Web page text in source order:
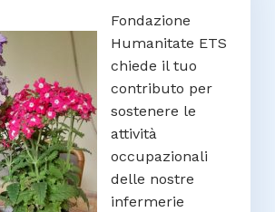
Fondazione
Humanitate ETS
chiede il tuo
contributo per
sostenere le
attività
occupazionali
delle nostre
infermerie